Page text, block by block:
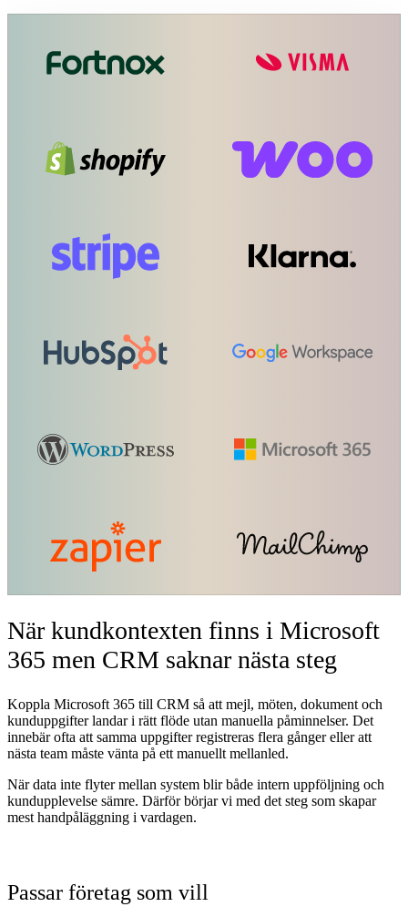
När kundkontexten finns i Microsoft
365 men CRM saknar nästa steg
Koppla Microsoft 365 till CRM så att mejl, möten, dokument och
kunduppgifter landar i rätt flöde utan manuella påminnelser. Det
innebär ofta att samma uppgifter registreras flera gånger eller att
nästa team måste vänta på ett manuellt mellanled.
När data inte flyter mellan system blir både intern uppföljning och
kundupplevelse sämre. Därför börjar vi med det steg som skapar
mest handpåläggning i vardagen.
Passar företag som vill